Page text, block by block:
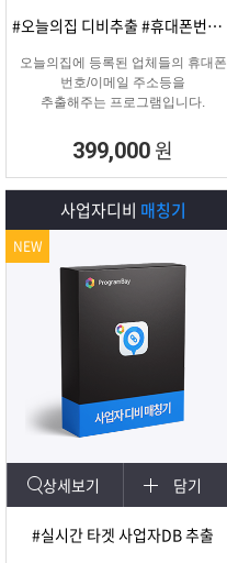
#오늘의집 디비추출 #휴대폰번호/이메일
오늘의집에 등록된 업체들의 휴대폰
번호/이메일 주소등을
추출해주는 프로그램입니다.
399,000 원
사업자디비 매칭기
상세보기 담기
#실시간 타겟 사업자DB 추출
NEW